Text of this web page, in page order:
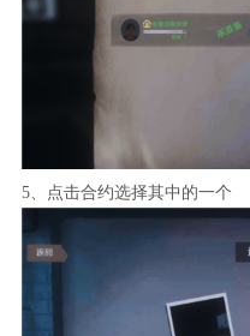
5、点击合约选择其中的一个